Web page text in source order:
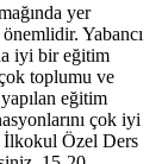
yer
Yabancı
iyi bir eğitim
toplumu ve
eğitim
çok iyi
İlkokul Özel Ders